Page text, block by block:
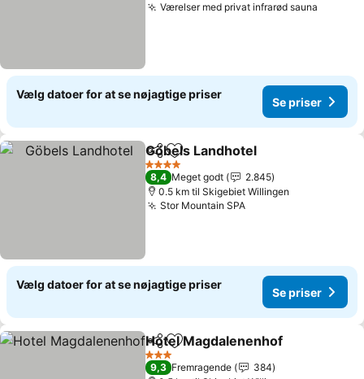
Værelser med privat infrarød sauna
Vælg datoer for at se nøjagtige priser
Se priser
Del Føj til favoritter
Göbels Landhotel
4 Stjerner
8,4 Meget godt
2.845
0.5 km til Skigebiet Willingen
Stor Mountain SPA
Vælg datoer for at se nøjagtige priser
Se priser
Del Føj til favoritter
Hotel Magdalenenhof
3 Stjerner
9,3 Fremragende
384